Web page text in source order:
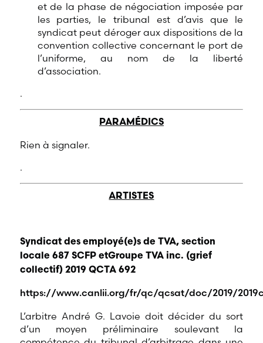
et de la phase de négociation imposée par
les parties, le tribunal est d’avis que le
syndicat peut déroger aux dispositions de la
convention collective concernant le port de
l’uniforme, au nom de la liberté
d’association.
.
PARAMÉDICS
Rien à signaler.
.
ARTISTES
Syndicat des employé(e)s de TVA, section
locale 687 SCFP etGroupe TVA inc. (grief
collectif) 2019 QCTA 692
https://www.canlii.org/fr/qc/qcsat/doc/2019/
L’arbitre André G. Lavoie doit décider du sort
d’un moyen préliminaire soulevant la